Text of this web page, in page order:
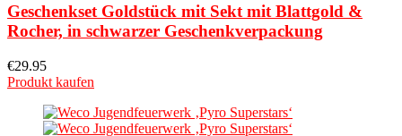
Geschenkset Goldstück mit Sekt mit Blattgold &
Rocher, in schwarzer Geschenkverpackung
€29.95
Produkt kaufen